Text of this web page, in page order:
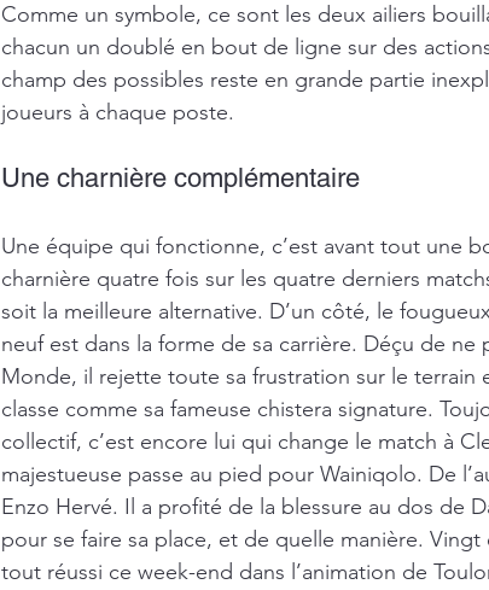
Comme un symbole, ce sont les deux ailiers
chacun un doublé en bout de ligne sur des
champ des possibles reste en grande partie
joueurs à chaque poste.
Une charnière complémentaire
Une équipe qui fonctionne, c’est avant tout une
charnière quatre fois sur les quatre derniers
soit la meilleure alternative. D’un côté, le
neuf est dans la forme de sa carrière. Déçu de
Monde, il rejette toute sa frustration sur le terrain
classe comme sa fameuse chistera signature.
collectif, c’est encore lui qui change le match à
majestueuse passe au pied pour Wainiqolo. De
Enzo Hervé. Il a profité de la blessure au dos de
pour se faire sa place, et de quelle manière.
tout réussi ce week-end dans l’animation de